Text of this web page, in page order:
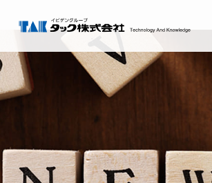
タックSecurePlatform
ABOUT TAK
わたしたちの想い
経営理念
沿革
CSRとSDGs
イビデンウェイ
採用情報
お問い合わせ